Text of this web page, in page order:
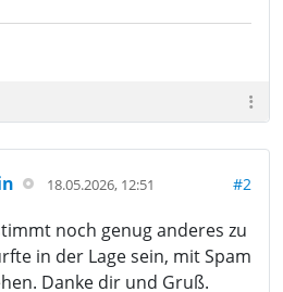
18.05.2026, 12:51 #2
noch genug anderes zu
in der Lage sein, mit Spam
Danke dir und Gruß.